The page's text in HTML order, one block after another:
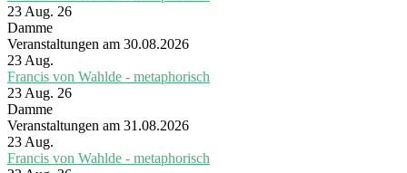
23 Aug. 26
Damme
Veranstaltungen am 30.08.2026
23 Aug.
Francis von Wahlde - metaphorisch
23 Aug. 26
Damme
Veranstaltungen am 31.08.2026
23 Aug.
Francis von Wahlde - metaphorisch